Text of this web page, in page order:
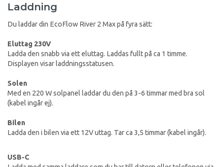
Laddning
Du laddar din EcoFlow River 2 Max på fyra sätt:
Eluttag 230V
Ladda den snabb via ett eluttag. Laddas fullt på ca 1 timme.
Displayen visar laddningsstatusen.
Solen
Med en 220 W solpanel laddar du den på 3-6 timmar med bra sol
(kabel ingår ej).
Bilen
Ladda den i bilen via ett 12V uttag. Tar ca 3,5 timmar (kabel ingår).
USB-C